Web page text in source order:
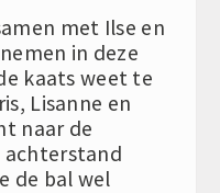
met Ilse en
in deze
kaats weet te
Lisanne en
naar de
achterstand
de bal wel